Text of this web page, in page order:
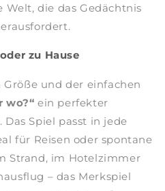
die das Gedächtnis
zu Hause
und der einfachen
wo?“ ein perfekter
Spiel passt in jede
für Reisen oder spontane
Strand, im Hotelzimmer
– das Merkspiel